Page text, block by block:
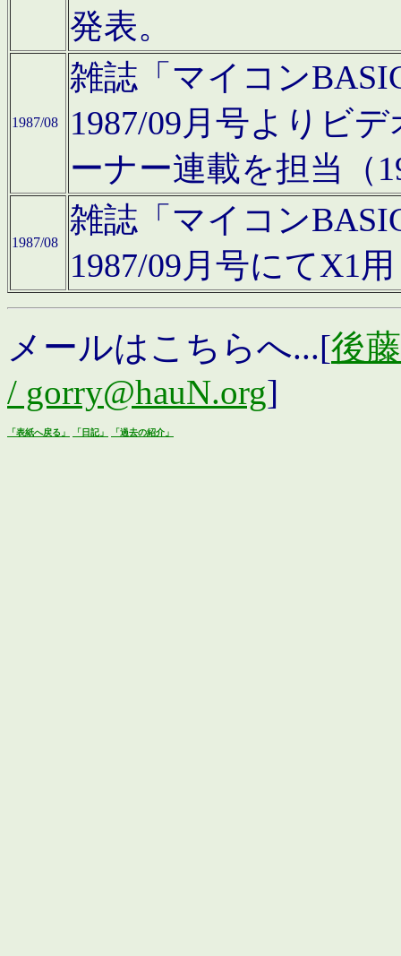
発表。
1987/08
雑誌「マイコン
1987/09月号よりビ
ーナー連載を担当（
1987/08
雑誌「マイコン
1987/09月号にてX1
メールはこちらへ...[後
/ gorry@hauN.org]
「表紙へ戻る」 「日記」 「過去の紹介」